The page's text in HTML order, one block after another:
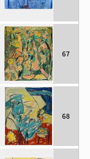
67
68